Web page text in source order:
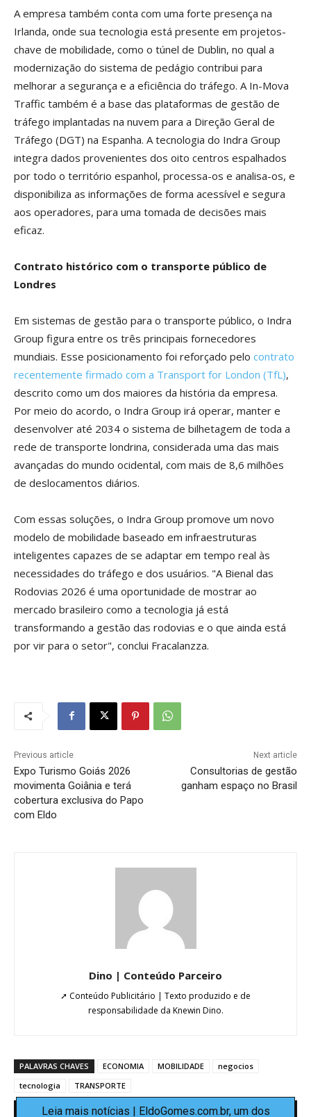
A empresa também conta com uma forte presença na
Irlanda, onde sua tecnologia está presente em projetos-
chave de mobilidade, como o túnel de Dublin, no qual a
modernização do sistema de pedágio contribui para
melhorar a segurança e a eficiência do tráfego. A In-Mova
Traffic também é a base das plataformas de gestão de
tráfego implantadas na nuvem para a Direção Geral de
Tráfego (DGT) na Espanha. A tecnologia do Indra Group
integra dados provenientes dos oito centros espalhados
por todo o território espanhol, processa-os e analisa-os, e
disponibiliza as informações de forma acessível e segura
aos operadores, para uma tomada de decisões mais
eficaz.
Contrato histórico com o transporte público de
Londres
Em sistemas de gestão para o transporte público, o Indra
Group figura entre os três principais fornecedores
mundiais. Esse posicionamento foi reforçado pelo contrato
recentemente firmado com a Transport for London (TfL),
descrito como um dos maiores da história da empresa.
Por meio do acordo, o Indra Group irá operar, manter e
desenvolver até 2034 o sistema de bilhetagem de toda a
rede de transporte londrina, considerada uma das mais
avançadas do mundo ocidental, com mais de 8,6 milhões
de deslocamentos diários.
Com essas soluções, o Indra Group promove um novo
modelo de mobilidade baseado em infraestruturas
inteligentes capazes de se adaptar em tempo real às
necessidades do tráfego e dos usuários. "A Bienal das
Rodovias 2026 é uma oportunidade de mostrar ao
mercado brasileiro como a tecnologia já está
transformando a gestão das rodovias e o que ainda está
por vir para o setor", conclui Fracalanzza.
Previous article
Expo Turismo Goiás 2026
movimenta Goiânia e terá
cobertura exclusiva do Papo
com Eldo
Next article
Consultorias de gestão
ganham espaço no Brasil
Dino | Conteúdo Parceiro
➚ Conteúdo Publicitário | Texto produzido e de
responsabilidade da Knewin Dino.
PALAVRAS CHAVES ECONOMIA MOBILIDADE
negocios
tecnologia
TRANSPORTE
Leia mais notícias | EldoGomes.com.br, um dos